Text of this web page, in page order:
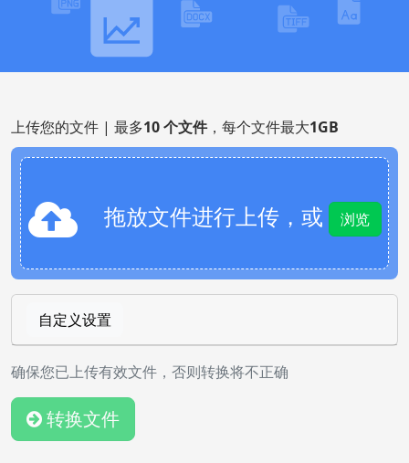
上传您的文件 | 最多10 个文件，每个文件最大1GB
拖放文件进行上传，或 浏览
自定义设置
确保您已上传有效文件，否则转换将不正确
转换文件